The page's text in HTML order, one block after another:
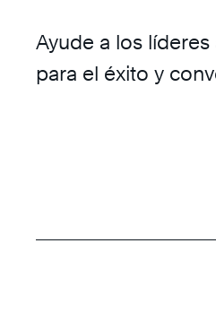
Ayude a los
para el éxito y